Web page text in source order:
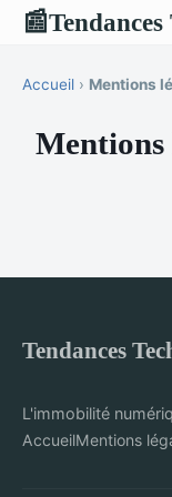
📰Tendances
Accueil › Mentions
Mentions
Tendances
L'immobilité
AccueilMentions